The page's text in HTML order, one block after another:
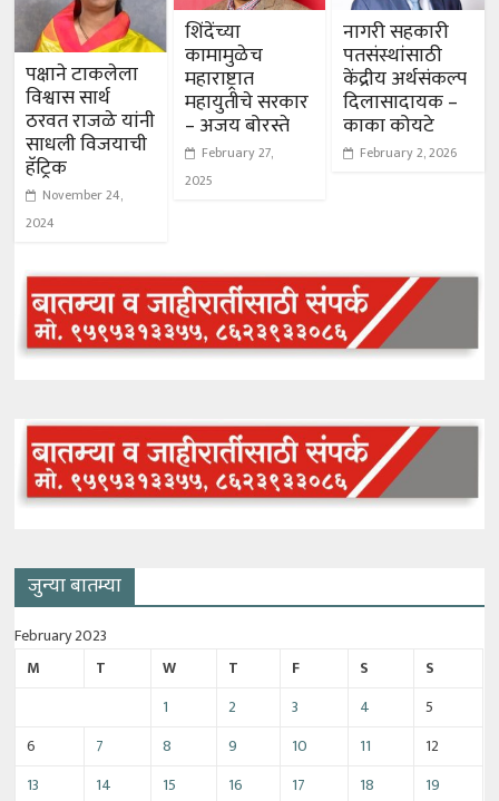
पक्षाने टाकलेला
विश्वास सार्थ
ठरवत राजळे यांनी
साधली विजयाची
हॅट्रिक
November 24,
2024
शिंदेंच्या
कामामुळेच
महाराष्ट्रात
महायुतीचे सरकार
– अजय बोरस्ते
February 27,
2025
नागरी सहकारी
पतसंस्थांसाठी
केंद्रीय अर्थसंकल्प
दिलासादायक –
काका कोयटे
February 2, 2026
जुन्या बातम्या
February 2023
M
T W T F S
S
1
2 3 4
5
6
7 8 9 10 11
12
13
14 15 16 17 18 19